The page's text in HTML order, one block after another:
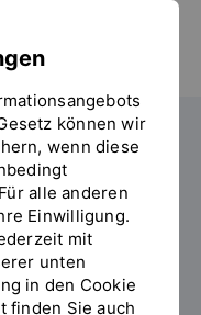
Ordnungen
können wir
wenn diese
alle anderen
Einwilligung.
mit
unten
in den Cookie
finden Sie auch